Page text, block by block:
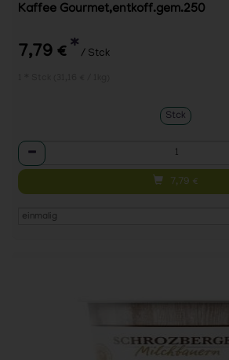
Kaffee Gourmet,entkoff.gem.250
7,79 € * / Stck
Stck
Anzahl
7,79 €